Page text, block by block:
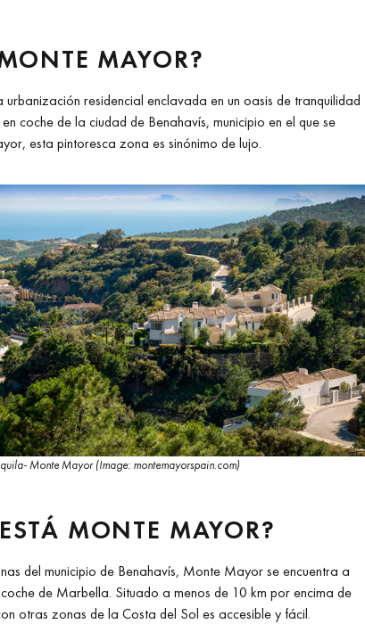
MAYOR?
residencial enclavada en un oasis de tranquilidad
coche de la ciudad de Benahavís, municipio en el que se
esta pintoresca zona es sinónimo de lujo.
Monte Mayor (Image: montemayorspain.com)
MONTE MAYOR?
del municipio de Benahavís, Monte Mayor se encuentra a
de Marbella. Situado a menos de 10 km por encima de
otras zonas de la Costa del Sol es accesible y fácil.